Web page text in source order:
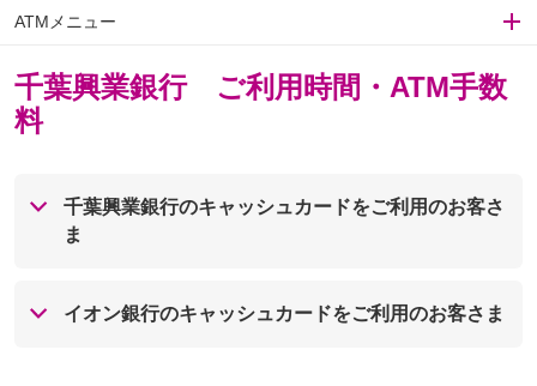
ATMメニュー
千葉興業銀行 ご利用時間・ATM手数
料
千葉興業銀行のキャッシュカードをご利用のお客さ
ま
イオン銀行のキャッシュカードをご利用のお客さま